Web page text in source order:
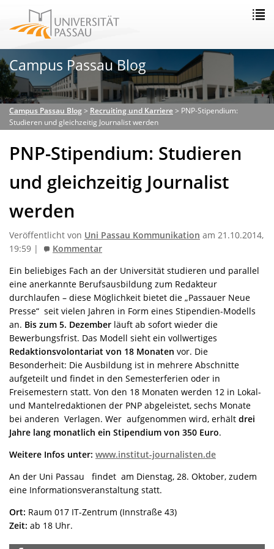
Campus Passau Blog
Campus Passau Blog> Recruiting und Karriere> PNP-Stipendium:
Studieren und gleichzeitig Journalist werden
PNP-Stipendium: Studieren
und gleichzeitig Journalist
werden
Veröffentlicht von Uni Passau Kommunikation am 21.10.2014,
19:59 |
Kommentar
Ein beliebiges Fach an der Universität studieren und parallel
eine anerkannte Berufsausbildung zum Redakteur
durchlaufen – diese Möglichkeit bietet die „Passauer Neue
Presse“ seit vielen Jahren in Form eines Stipendien-Modells
an. Bis zum 5. Dezember läuft ab sofort wieder die
Bewerbungsfrist. Das Modell sieht ein vollwertiges
Redaktionsvolontariat von 18 Monaten vor. Die
Besonderheit: Die Ausbildung ist in mehrere Abschnitte
aufgeteilt und findet in den Semesterferien oder in
Freisemestern statt. Von den 18 Monaten werden 12 in Lokal-
und Mantelredaktionen der PNP abgeleistet, sechs Monate
bei anderen Verlagen. Wer aufgenommen wird, erhält drei
Jahre lang monatlich ein Stipendium von 350 Euro.
Weitere Infos unter: www.institut-journalisten.de
An der Uni Passau findet am Dienstag, 28. Oktober, zudem
eine Informationsveranstaltung statt.
Ort: Raum 017 IT-Zentrum (Innstraße 43)
Zeit: ab 18 Uhr.